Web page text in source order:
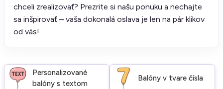
chceli zrealizovať? Prezrite si našu ponuku a nechajte
sa inšpirovať – vaša dokonalá oslava je len na pár klikov
od vás!
Personalizované
balóny s textom
Balóny v tvare čísla